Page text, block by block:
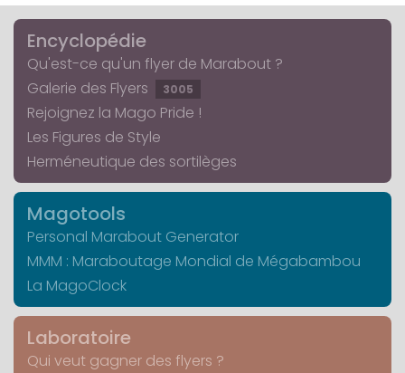
Encyclopédie
Qu'est-ce qu'un flyer de Marabout ?
Galerie des Flyers
3005
Rejoignez la Mago Pride !
Les Figures de Style
Herméneutique des sortilèges
Magotools
Personal Marabout Generator
MMM : Maraboutage Mondial de Mégabambou
La MagoClock
Laboratoire
Qui veut gagner des flyers ?